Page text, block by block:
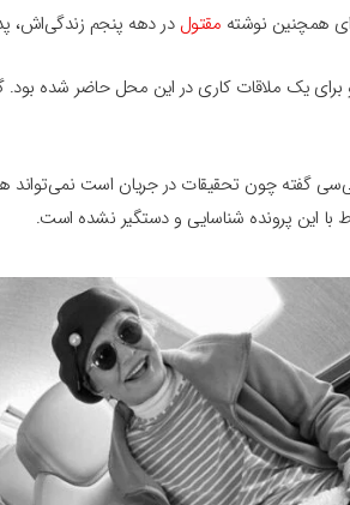
همچنین نوشته مقتول در دهه پنجم زندگی‌اش،
یک ملاقات کاری در این محل حاضر شده بود.
گفته چون تحقیقات در جریان است
با این پرونده شناسایی و دستگیر نشده است.